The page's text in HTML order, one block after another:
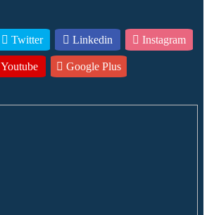
Twitter Linkedin Instagram
Youtube Google Plus